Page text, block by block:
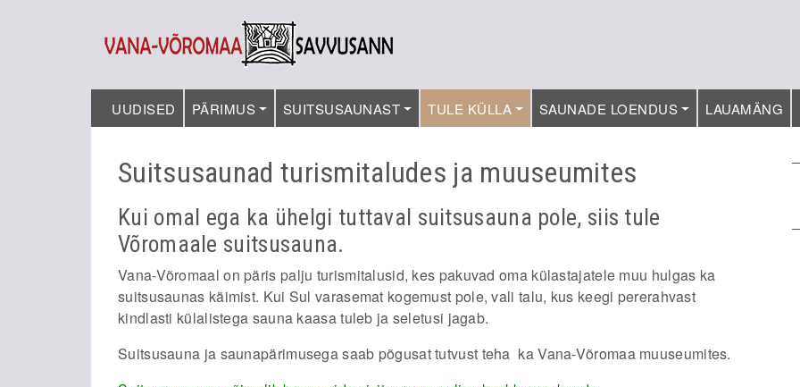
UUDISED PÄRIMUS SUITSUSAUNAST TULE KÜLLA SAUNADE LOENDUS LAUAMÄNG
Suitsusaunad turismitaludes ja muuseumites
Kui omal ega ka ühelgi tuttaval suitsusauna pole, siis tule
Võromaale suitsusauna.
Vana-Võromaal on päris palju turismitalusid, kes pakuvad oma külastajatele muu hulgas ka
suitsusaunas käimist. Kui Sul varasemat kogemust pole, vali talu, kus keegi pererahvast
kindlasti külalistega sauna kaasa tuleb ja seletusi jagab.
Suitsusauna ja saunapärimusega saab põgusat tutvust teha ka Vana-Võromaa muuseumites.